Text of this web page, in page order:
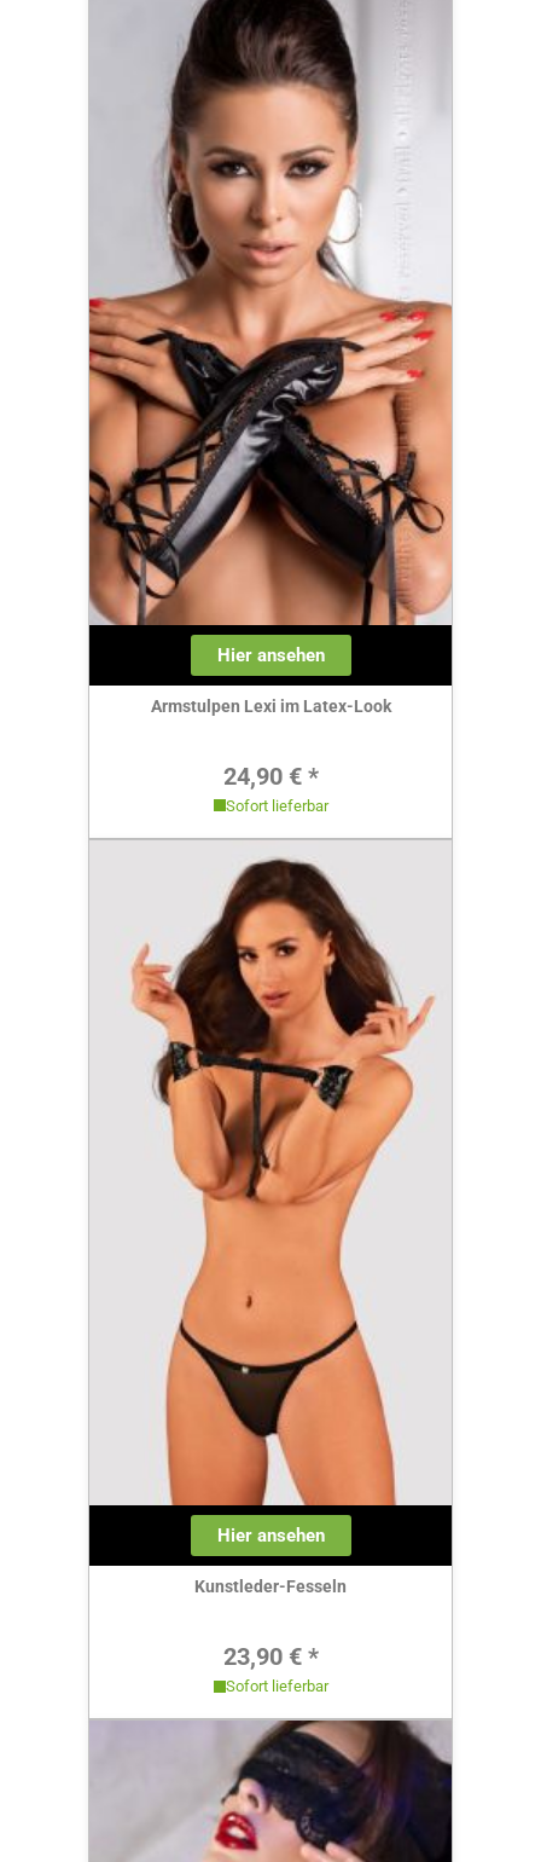
Hier ansehen
Armstulpen Lexi im Latex-Look
Regulärer Preis:
24,90 € *
Sofort lieferbar
Hier ansehen
Kunstleder-Fesseln
Regulärer Preis:
23,90 € *
Sofort lieferbar